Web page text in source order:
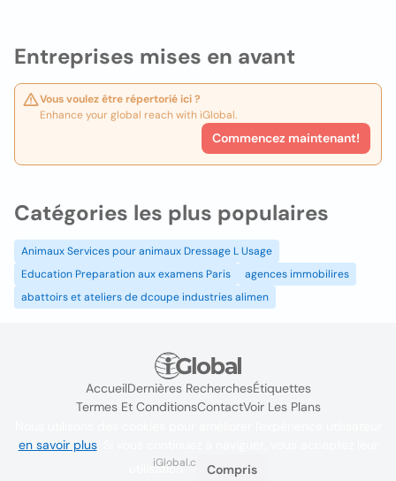
Entreprises mises en avant
Vous voulez être répertorié ici ?
Enhance your global reach with iGlobal.
Commencez maintenant!
Catégories les plus populaires
Animaux Services pour animaux Dressage L Usage
Education Preparation aux examens Paris
agences immobilires
abattoirs et ateliers de dcoupe industries alimen
AccueilDernières RecherchesÉtiquettes
Termes Et ConditionsContactVoir Les Plans
iGlobal.co @ 2024
en savoir plus. Si vous continuez à naviguer, vous acceptez leur
utilisation.
Compris